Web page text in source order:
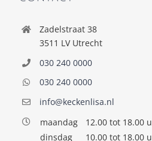
Zadelstraat 38
3511 LV Utrecht
030 240 0000
030 240 0000
info@keckenlisa.nl
maandag
12.00 tot 18.00 u
dinsdag
10.00 tot 18.00 u